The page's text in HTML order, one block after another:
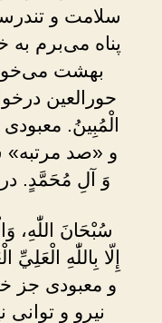
سلامت و
پناه می‌برم به
بهشت
حورالعین
الْمُبِينُ.
و «صد مرتبه»
وَ آلِ مُحَمَّدٍ.
سُبْحَانَ اللّٰهِ،
إِلّا بِاللّٰهِ
و معبودى جز
نیرو و